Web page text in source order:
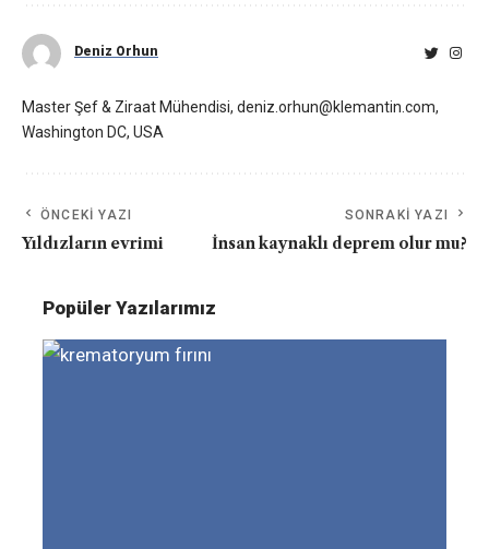
Deniz Orhun
Master Şef & Ziraat Mühendisi, deniz.orhun@klemantin.com,
Washington DC, USA
ÖNCEKI YAZI
Yıldızların evrimi
SONRAKI YAZI
İnsan kaynaklı deprem olur mu?
Popüler Yazılarımız